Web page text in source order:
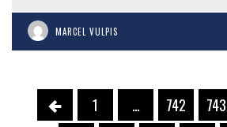
MARCEL VULPIS
1 … 742 743